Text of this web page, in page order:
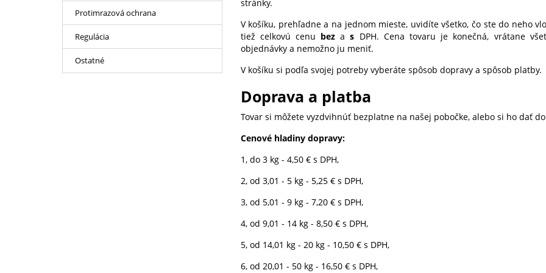
stránky.
V košíku, prehľadne a na jednom mieste, uvidíte všetko, čo ste do neho
tiež celkovú cenu bez as DPH. Cena tovaru je konečná, vrátane
objednávky a nemožno ju meniť.
V košíku si podľa svojej potreby vyberáte spôsob dopravy a spôsob platby.
Doprava a platba
Tovar si môžete vyzdvihnúť bezplatne na našej pobočke, alebo si ho dať
Cenové hladiny dopravy:
1, do 3 kg - 4,50 € s DPH,
2, od 3,01 - 5 kg - 5,25 € s DPH,
3, od 5,01 - 9 kg - 7,20 € s DPH,
4, od 9,01 - 14 kg - 8,50 € s DPH,
5, od 14,01 kg - 20 kg - 10,50 €s DPH,
6, od 20,01 - 50 kg - 16,50 € s DPH,
Protimrazová ochrana
Regulácia
Ostatné